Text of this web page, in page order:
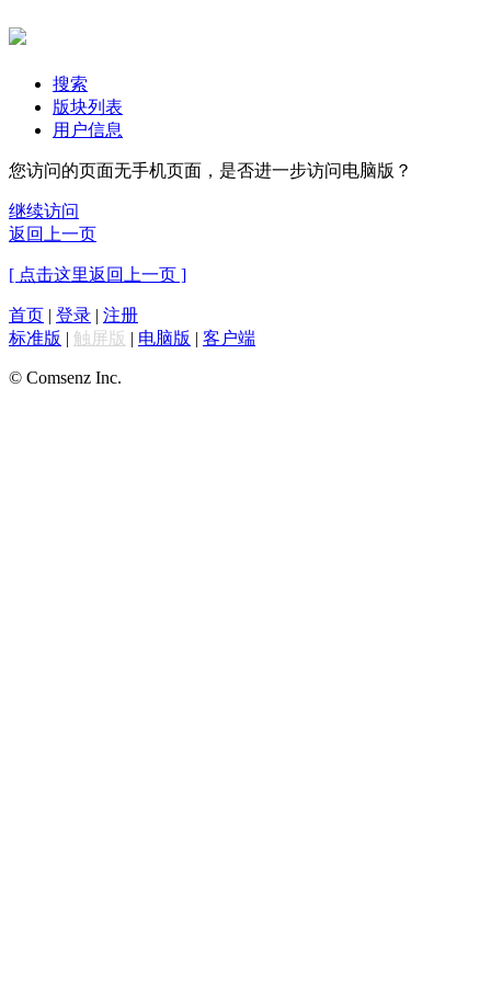
搜索
版块列表
用户信息
您访问的页面无手机页面，是否进一步访问电脑版？
继续访问
返回上一页
[ 点击这里返回上一页 ]
首页 | 登录 | 注册
标准版 | 触屏版 | 电脑版 | 客户端
© Comsenz Inc.